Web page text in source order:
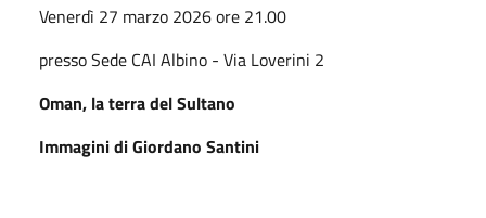
Venerdì 27 marzo 2026 ore 21.00
presso Sede CAI Albino - Via Loverini 2
Oman, la terra del Sultano
Immagini di Giordano Santini